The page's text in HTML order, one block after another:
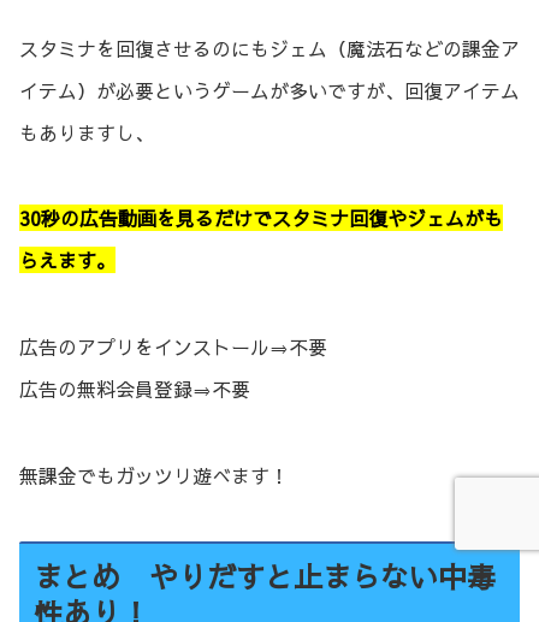
スタミナを回復させるのにもジェム（魔法石などの課金ア
イテム）が必要というゲームが多いですが、回復アイテム
もありますし、
30秒の広告動画を見るだけでスタミナ回復やジェムがも
らえます。
広告のアプリをインストール⇒不要
広告の無料会員登録⇒不要
無課金でもガッツリ遊べます！
まとめ やりだすと止まらない中毒
性あり！